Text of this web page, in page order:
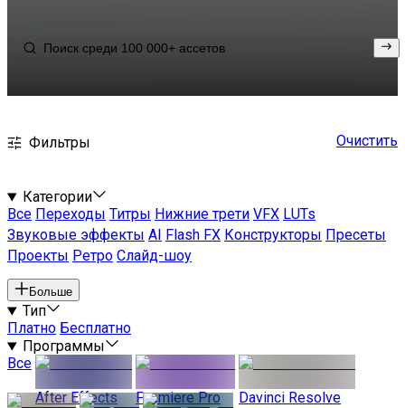
Фильтры Очистить
Категории
Все Переходы Титры Нижние трети VFX LUTs
Звуковые эффекты AI Flash FX Конструкторы Пресеты
Проекты Ретро Слайд-шоу
Больше
Тип
Платно Бесплатно
Программы
Все
After Effects
Premiere Pro Davinci Resolve